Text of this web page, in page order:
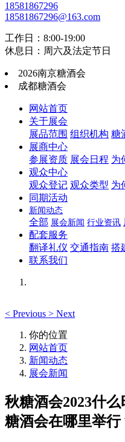
18581867296
18581867296@163.com
工作日：8:00-19:00
休息日：周六及法定节日
2026南京糖酒会
成都糖酒会
网站首页
关于展会
展品范围 组织机构 糖
展商中心
参展资质 展会日程 为
观众中心
观众登记 观众类型 为
同期活动
新闻动态
全部 展会新闻 行业资讯
配套服务
翻译礼仪 交通指南 搭
联系我们
< Previous > Next
你的位置
网站首页
新闻动态
展会新闻
秋糖酒会2023什
糖酒会在哪里举行